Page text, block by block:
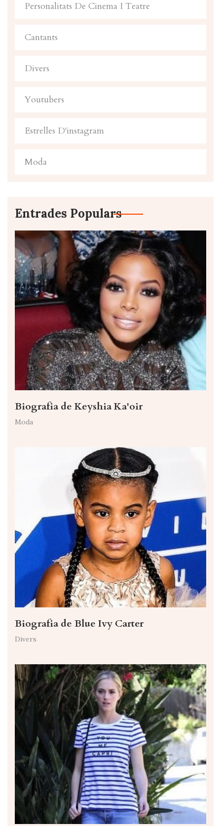
Personalitats De Cinema I Teatre
Cantants
Divers
Youtubers
Estrelles D'instagram
Moda
Entrades Populars
Biografia de Keyshia Ka'oir
Moda
Biografia de Blue Ivy Carter
Divers